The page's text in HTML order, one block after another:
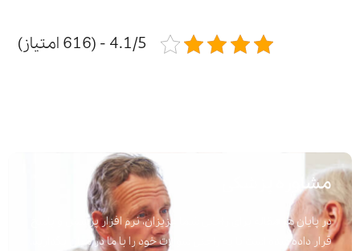
4.1/5 - (616 امتیاز)
مشاوره پزشکی
در پایان هر مقاله برای راحتی شما عزیزان، نرم افزار پرسش و پاسخ
قرار داده شده است تا به راحتی سوالات خود را با ما در میان بگذارید.